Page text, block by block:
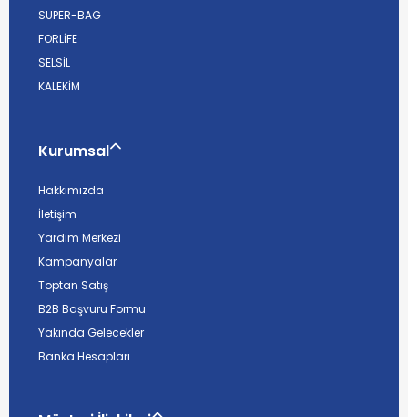
SUPER-BAG
FORLİFE
SELSİL
KALEKİM
Kurumsal
Hakkımızda
İletişim
Yardım Merkezi
Kampanyalar
Toptan Satış
B2B Başvuru Formu
Yakında Gelecekler
Banka Hesapları